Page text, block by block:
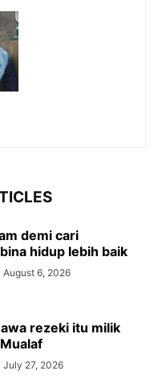
demi cari
hidup lebih baik
August 6, 2026
rezeki itu milik
July 27, 2026